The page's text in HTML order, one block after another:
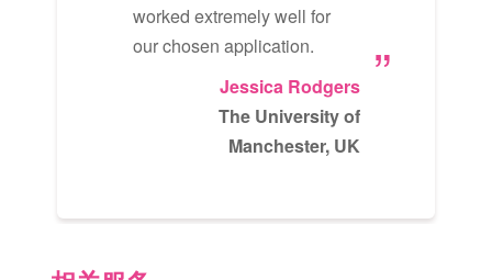
worked extremely well for
our chosen application.
Jessica Rodgers
The University of
Manchester, UK